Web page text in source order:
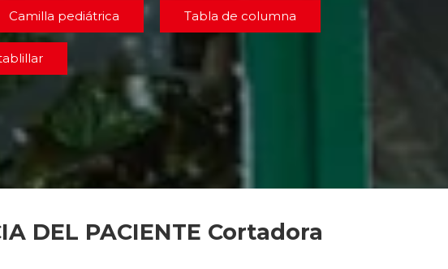
Camilla pediátrica Tabla de columna
DEL PACIENTE Cortadora